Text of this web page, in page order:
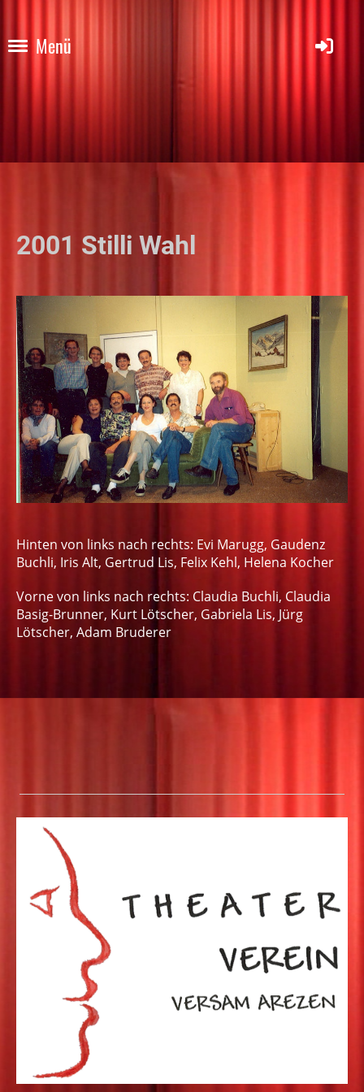
Menü
2001 Stilli Wahl
Hinten von links nach rechts: Evi Marugg, Gaudenz
Buchli, Iris Alt, Gertrud Lis, Felix Kehl, Helena Kocher
Vorne von links nach rechts: Claudia Buchli, Claudia
Basig-Brunner, Kurt Lötscher, Gabriela Lis, Jürg
Lötscher, Adam Bruderer